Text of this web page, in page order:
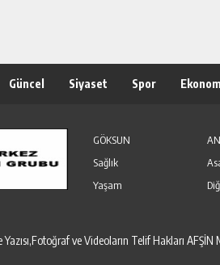
Güncel Siyaset Spor
GÖKSUN
Sağlık
Yaşam
Yazısı,Fotoğraf ve Videoların Telif Hakları